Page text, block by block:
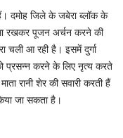
दमोह जिले के जबेरा ब्लॉक के
रखकर पूजन अर्चन करने की
चली आ रही है। इसमें दुर्गा
प्रसन्न करने के लिए नृत्य करते
रानी शेर की सवारी करती हैं
जा सकता है।